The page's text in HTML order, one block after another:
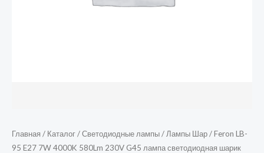
Главная / Каталог/Светодиодные лампы/ Лампы Шар/ Feron LB-
95 E27 7W 4000K 580Lm 230V G45 лампа светодиодная шарик